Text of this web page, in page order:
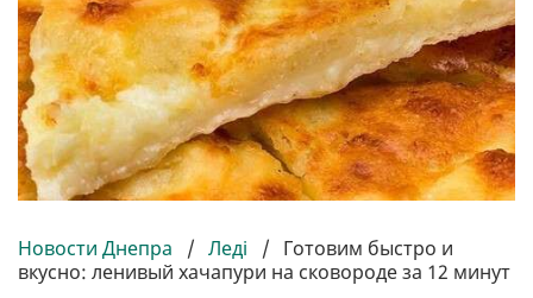
Новости Днепра / Леді / Готовим быстро и
вкусно: ленивый хачапури на сковороде за 12 минут